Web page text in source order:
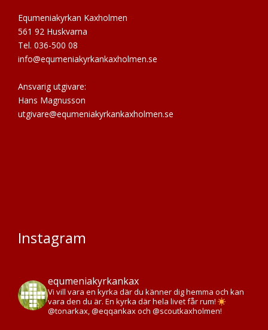
Equmeniakyrkan Kaxholmen
561 92 Huskvarna
Tel. 036-500 08
info@equmeniakyrkankaxholmen.se
Ansvarig utgivare:
Hans Magnusson
utgivare@equmeniakyrkankaxholmen.se
Instagram
equmeniakyrkankax
Vi vill vara en kyrka där du känner dig hemma och kan
vara den du är. En kyrka där hela livet får rum!
@tonarkax, @eqqankax och @scoutkaxholmen!